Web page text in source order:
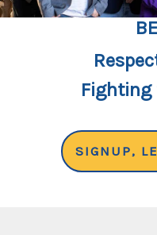
SIGNUP,